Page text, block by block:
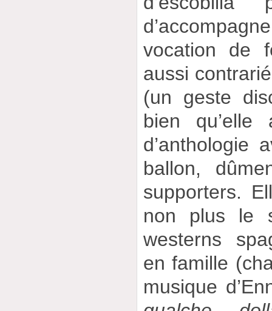
vocation de
aussi
(un geste
bien
d’anthologie
ballon,
supporters.
non plus le
westerns
en famille
musique